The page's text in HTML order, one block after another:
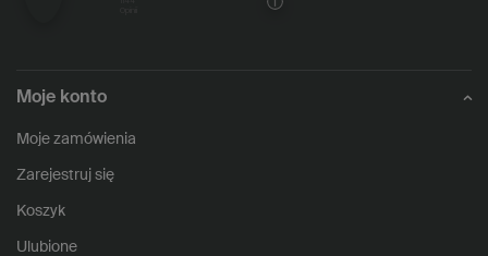
Moje konto
Moje zamówienia
Zarejestruj się
Koszyk
Ulubione